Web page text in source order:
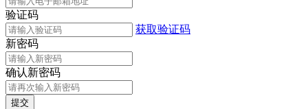
验证码
获取验证码
新密码
确认新密码